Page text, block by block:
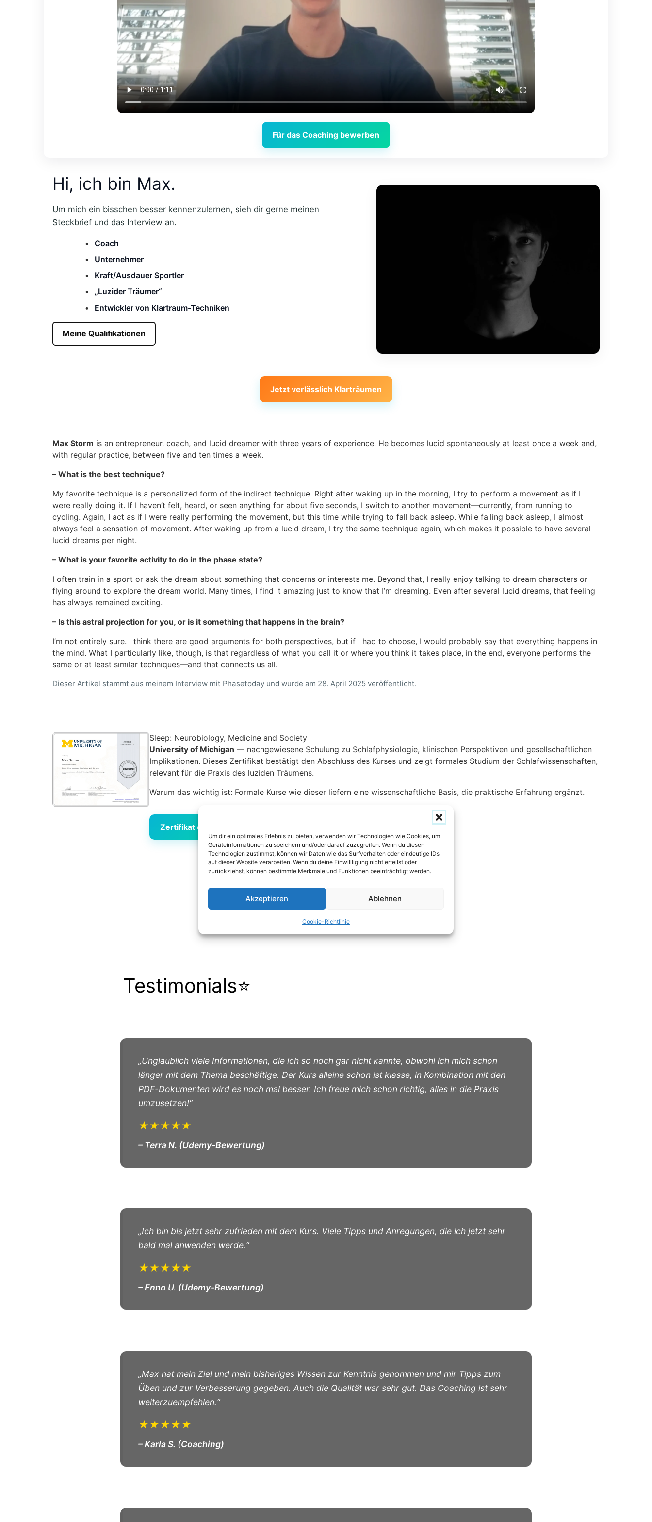
Um dir ein optimales Erlebnis zu bieten, verwenden wir Technologien wie Cookies, um
Geräteinformationen zu speichern und/oder darauf zuzugreifen. Wenn du diesen
Technologien zustimmst, können wir Daten wie das Surfverhalten oder eindeutige IDs
auf dieser Website verarbeiten. Wenn du deine Einwillligung nicht erteilst oder
zurückziehst, können bestimmte Merkmale und Funktionen beeinträchtigt werden.
Akzeptieren Ablehnen
Cookie-Richtlinie
Für das Coaching bewerben
Hi, ich bin Max.
Um mich ein bisschen besser kennenzulernen, sieh dir gerne meinen
Steckbrief und das Interview an.
Coach
Unternehmer
Kraft/Ausdauer Sportler
„Luzider Träumer“
Entwickler von Klartraum-Techniken
Meine Qualifikationen
Jetzt verlässlich Klarträumen
Max Storm is an entrepreneur, coach, and lucid dreamer with three years of experience. He becomes lucid spontaneously at least once a week and,
with regular practice, between five and ten times a week.
– What is the best technique?
My favorite technique is a personalized form of the indirect technique. Right after waking up in the morning, I try to perform a movement as if I
were really doing it. If I haven’t felt, heard, or seen anything for about five seconds, I switch to another movement—currently, from running to
cycling. Again, I act as if I were really performing the movement, but this time while trying to fall back asleep. While falling back asleep, I almost
always feel a sensation of movement. After waking up from a lucid dream, I try the same technique again, which makes it possible to have several
lucid dreams per night.
– What is your favorite activity to do in the phase state?
I often train in a sport or ask the dream about something that concerns or interests me. Beyond that, I really enjoy talking to dream characters or
flying around to explore the dream world. Many times, I find it amazing just to know that I’m dreaming. Even after several lucid dreams, that feeling
has always remained exciting.
– Is this astral projection for you, or is it something that happens in the brain?
I’m not entirely sure. I think there are good arguments for both perspectives, but if I had to choose, I would probably say that everything happens in
the mind. What I particularly like, though, is that regardless of what you call it or where you think it takes place, in the end, everyone performs the
same or at least similar techniques—and that connects us all.
Dieser Artikel stammt aus meinem Interview mit Phasetoday und wurde am 28. April 2025 veröffentlicht.
Sleep: Neurobiology, Medicine and Society
University of Michigan — nachgewiesene Schulung zu Schlafphysiologie, klinischen Perspektiven und gesellschaftlichen
Implikationen. Dieses Zertifikat bestätigt den Abschluss des Kurses und zeigt formales Studium der Schlafwissenschaften,
relevant für die Praxis des luziden Träumens.
Warum das wichtig ist: Formale Kurse wie dieser liefern eine wissenschaftliche Basis, die praktische Erfahrung ergänzt.
Zertifikat öffnen (PDF)
Platz sichern: Klarträumen lernen
Testimonials⭐
„Unglaublich viele Informationen, die ich so noch gar nicht kannte, obwohl ich mich schon
länger mit dem Thema beschäftige. Der Kurs alleine schon ist klasse, in Kombination mit den
PDF-Dokumenten wird es noch mal besser. Ich freue mich schon richtig, alles in die Praxis
umzusetzen!“
★★★★★
– Terra N. (Udemy-Bewertung)
„Ich bin bis jetzt sehr zufrieden mit dem Kurs. Viele Tipps und Anregungen, die ich jetzt sehr
bald mal anwenden werde.“
★★★★★
– Enno U. (Udemy-Bewertung)
„Max hat mein Ziel und mein bisheriges Wissen zur Kenntnis genommen und mir Tipps zum
Üben und zur Verbesserung gegeben. Auch die Qualität war sehr gut. Das Coaching ist sehr
weiterzuempfehlen.“
★★★★★
– Karla S. (Coaching)